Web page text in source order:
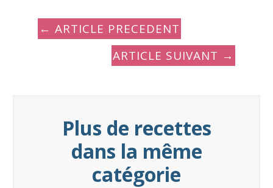
← ARTICLE PRECEDENT
ARTICLE SUIVANT →
Plus de recettes
dans la même
catégorie